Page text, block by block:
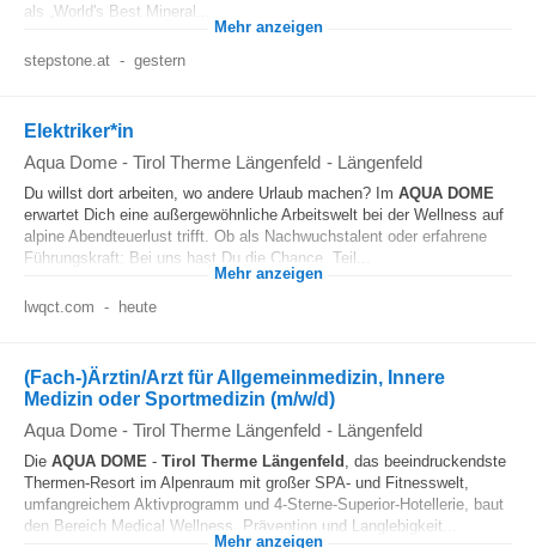
als „World's Best Mineral...
Mehr anzeigen
stepstone.at - gestern
Elektriker*in
Aqua Dome - Tirol Therme Längenfeld - Längenfeld
Du willst dort arbeiten, wo andere Urlaub machen? Im AQUA DOME
erwartet Dich eine außergewöhnliche Arbeitswelt bei der Wellness auf
alpine Abendteuerlust trifft. Ob als Nachwuchstalent oder erfahrene
Führungskraft: Bei uns hast Du die Chance, Teil...
Mehr anzeigen
lwqct.com - heute
(Fach-)Ärztin/Arzt für Allgemeinmedizin, Innere
Medizin oder Sportmedizin (m/w/d)
Aqua Dome - Tirol Therme Längenfeld - Längenfeld
Die AQUA DOME - Tirol Therme Längenfeld , das beeindruckendste
Thermen-Resort im Alpenraum mit großer SPA- und Fitnesswelt,
umfangreichem Aktivprogramm und 4-Sterne-Superior-Hotellerie, baut
den Bereich Medical Wellness, Prävention und Langlebigkeit...
Mehr anzeigen